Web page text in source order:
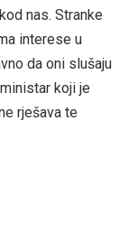
nas. Stranke
interese u
da oni slušaju
koji je
rješava te